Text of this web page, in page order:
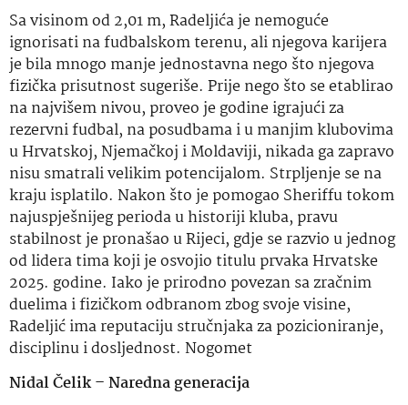
Sa visinom od 2,01 m, Radeljića je nemoguće
ignorisati na fudbalskom terenu, ali njegova karijera
je bila mnogo manje jednostavna nego što njegova
fizička prisutnost sugeriše. Prije nego što se etablirao
na najvišem nivou, proveo je godine igrajući za
rezervni fudbal, na posudbama i u manjim klubovima
u Hrvatskoj, Njemačkoj i Moldaviji, nikada ga zapravo
nisu smatrali velikim potencijalom. Strpljenje se na
kraju isplatilo. Nakon što je pomogao Sheriffu tokom
najuspješnijeg perioda u historiji kluba, pravu
stabilnost je pronašao u Rijeci, gdje se razvio u jednog
od lidera tima koji je osvojio titulu prvaka Hrvatske
2025. godine. Iako je prirodno povezan sa zračnim
duelima i fizičkom odbranom zbog svoje visine,
Radeljić ima reputaciju stručnjaka za pozicioniranje,
disciplinu i dosljednost. Nogomet
Nidal Čelik – Naredna generacija